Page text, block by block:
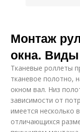
Шторы с
Монтаж
окна.
Тканевые роллеты
тканевое полотно,
окном вал. Низ
зависимости от
имеется несколько
отличающихся